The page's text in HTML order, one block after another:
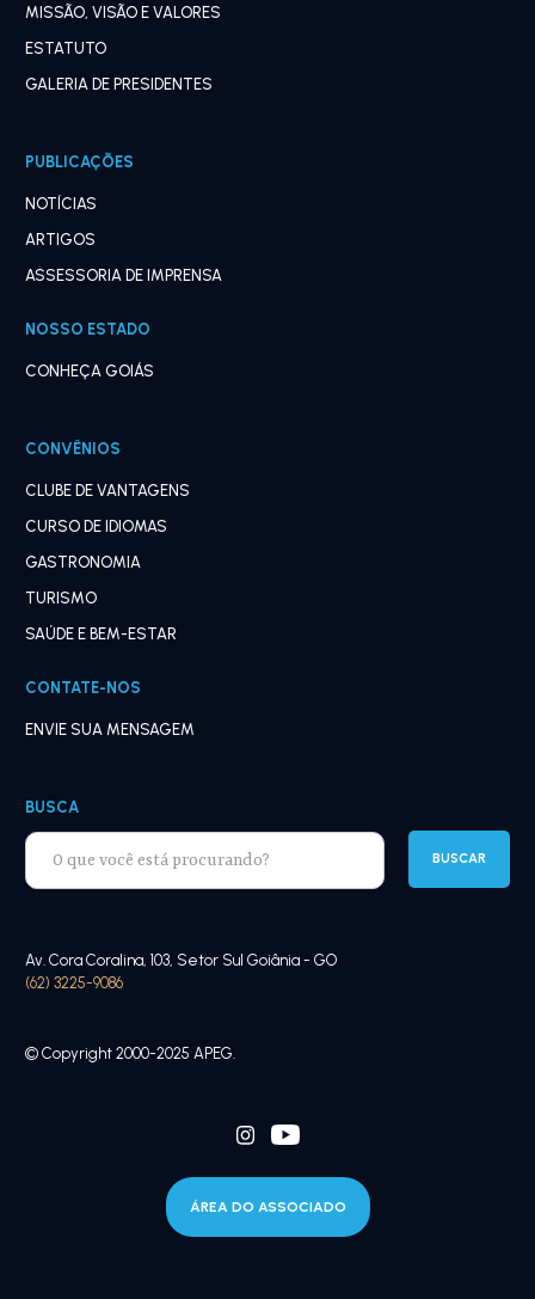
MISSÃO, VISÃO E VALORES
ESTATUTO
GALERIA DE PRESIDENTES
PUBLICAÇÕES
NOTÍCIAS
ARTIGOS
ASSESSORIA DE IMPRENSA
NOSSO ESTADO
CONHEÇA GOIÁS
CONVÊNIOS
CLUBE DE VANTAGENS
CURSO DE IDIOMAS
GASTRONOMIA
TURISMO
SAÚDE E BEM-ESTAR
CONTATE-NOS
ENVIE SUA MENSAGEM
BUSCA
Av. Cora Coralina, 103, Setor Sul Goiânia - GO
(62) 3225-9086
© Copyright 2000-2025 APEG.
ÁREA DO ASSOCIADO